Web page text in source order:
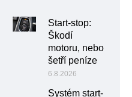
Start-stop:
Škodí
motoru, nebo
šetří peníze
6.8.2026
Systém start-